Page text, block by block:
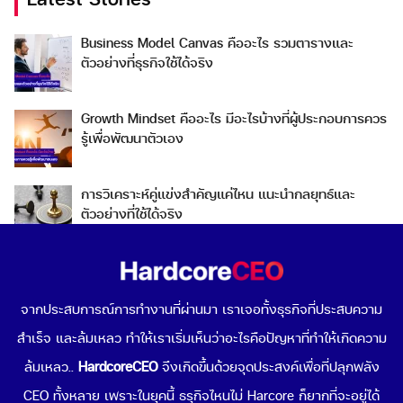
Business Model Canvas คืออะไร รวมตารางและ
ตัวอย่างที่ธุรกิจใช้ได้จริง
Growth Mindset คืออะไร มีอะไรบ้างที่ผู้ประกอบการควร
รู้เพื่อพัฒนาตัวเอง
การวิเคราะห์คู่แข่งสำคัญแค่ไหน แนะนำกลยุทธ์และ
ตัวอย่างที่ใช้ได้จริง
Go To Market คืออะไร เลือกกลยุทธ์การเข้าสู่ตลาดต่าง
Data-Driven Organization คืออะไร ทำไมการขับเคลื่อน
องค์กรด้วยข้อมูลถึงดีต่อธุรกิจคุณ
จากประสบการณ์การทำงานที่ผ่านมา เราเจอทั้งธุรกิจที่ประสบความ
สำเร็จ และล้มเหลว ทำให้เราเริ่มเห็นว่าอะไรคือปัญหาที่ทำให้เกิดความ
ล้มเหลว.. HardcoreCEOจึงเกิดขึ้นด้วยจุดประสงค์เพื่อที่ปลุกพลัง
CEO ทั้งหลาย เพราะในยุคนี้ ธรุกิจไหนไม่ Harcore ก็ยากที่จะอยู่ได้